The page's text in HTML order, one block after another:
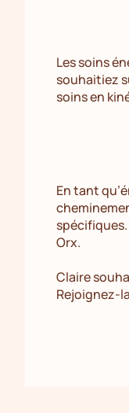
Les soins
souhaitiez
soins en
En tant
Orx.
Claire
Rejoignez-